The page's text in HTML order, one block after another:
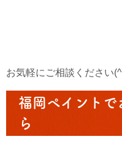
お気軽にご相談ください
福岡ペイントで
ら